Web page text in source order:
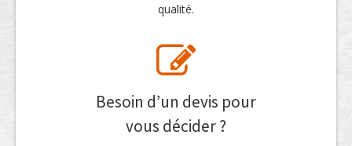
qualité.
Besoin d’un devis pour
vous décider ?